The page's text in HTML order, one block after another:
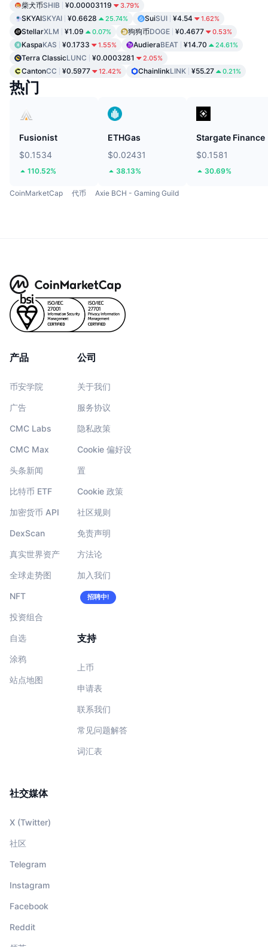
柴犬币SHIB ¥0.00003119 3.79%
SKYAISKYAI ¥0.6628 25.74% SuiSUI ¥4.54 1.62%
StellarXLM ¥1.09 0.07% 狗狗币DOGE ¥0.4677 0.53%
KaspaKAS ¥0.1733 1.55% AudieraBEAT ¥14.70 24.61%
Terra ClassicLUNC ¥0.0003281 2.05%
CantonCC ¥0.5977 12.42% ChainlinkLINK ¥55.27 0.21%
热门
Fusionist
$0.1534
110.52%
ETHGas
$0.02431
38.13%
Stargate Finance
$0.1581
30.69%
CoinMarketCap 代币 Axie BCH - Gaming Guild
产品
币安学院
广告
CMC Labs
CMC Max
头条新闻
比特币 ETF
加密货币 API
DexScan
真实世界资产
全球走势图
NFT
投资组合
自选
涂鸦
站点地图
公司
关于我们
服务协议
隐私政策
Cookie 偏好设
置
Cookie 政策
社区规则
免责声明
方法论
加入我们
招聘中!
支持
上币
申请表
联系我们
常见问题解答
词汇表
社交媒体
X (Twitter)
社区
Telegram
Instagram
Facebook
Reddit